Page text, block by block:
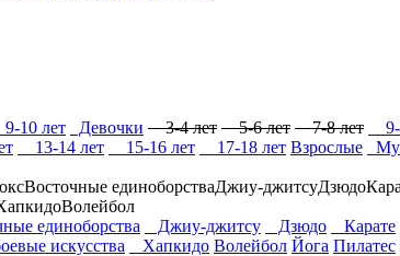
10 лет Девочки 3-4 лет 5-6 лет 7-8 лет 9-
13-14 лет 15-16 лет 17-18 лет Взрослые
Восточные единоборстваДжиу-джитсуДзюдо
Волейбол
единоборства Джиу-джитсу Дзюдо Карате
искусства Хапкидо Волейбол Йога Пилатес